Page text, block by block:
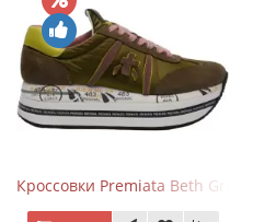
Кроссовки Premiata Beth Green